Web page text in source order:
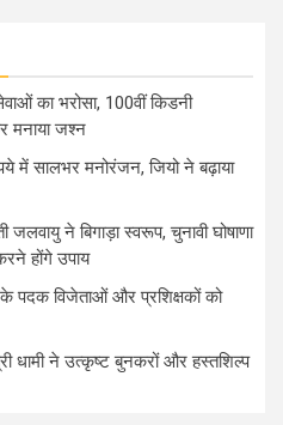
का भरोसा, 100वीं किडनी
मनाया जश्न
में सालभर मनोरंजन, जियो ने बढ़ाया
ने बिगाड़ा स्वरूप, चुनावी घोषाणा
होंगे उपाय
पदक विजेताओं और प्रशिक्षकों को
धामी ने उत्कृष्ट बुनकरों और हस्तशिल्प